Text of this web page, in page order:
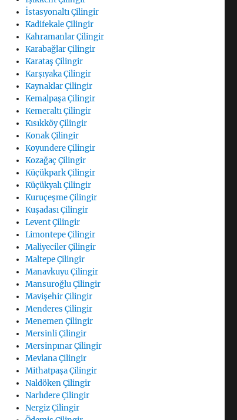
İstasyonaltı Çilingir
Kadifekale Çilingir
Kahramanlar Çilingir
Karabağlar Çilingir
Karataş Çilingir
Karşıyaka Çilingir
Kaynaklar Çilingir
Kemalpaşa Çilingir
Kemeraltı Çilingir
Kısıkköy Çilingir
Konak Çilingir
Koyundere Çilingir
Kozağaç Çilingir
Küçükpark Çilingir
Küçükyalı Çilingir
Kuruçeşme Çilingir
Kuşadası Çilingir
Levent Çilingir
Limontepe Çilingir
Maliyeciler Çilingir
Maltepe Çilingir
Manavkuyu Çilingir
Mansuroğlu Çilingir
Mavişehir Çilingir
Menderes Çilingir
Menemen Çilingir
Mersinli Çilingir
Mersinpınar Çilingir
Mevlana Çilingir
Mithatpaşa Çilingir
Naldöken Çilingir
Narlıdere Çilingir
Nergiz Çilingir